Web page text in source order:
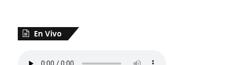
En Vivo